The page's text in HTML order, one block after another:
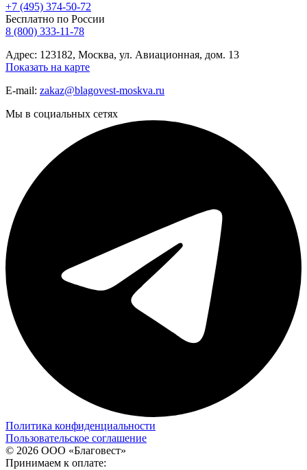
+7 (495) 374-50-72
Бесплатно по России
8 (800) 333-11-78
Адрес: 123182, Москва, ул. Авиационная, дом. 13
Показать на карте
E-mail: zakaz@blagovest-moskva.ru
Мы в социальных сетях
Политика конфиденциальности
Пользовательское соглашение
© 2026 ООО «Благовест»
Принимаем к оплате: